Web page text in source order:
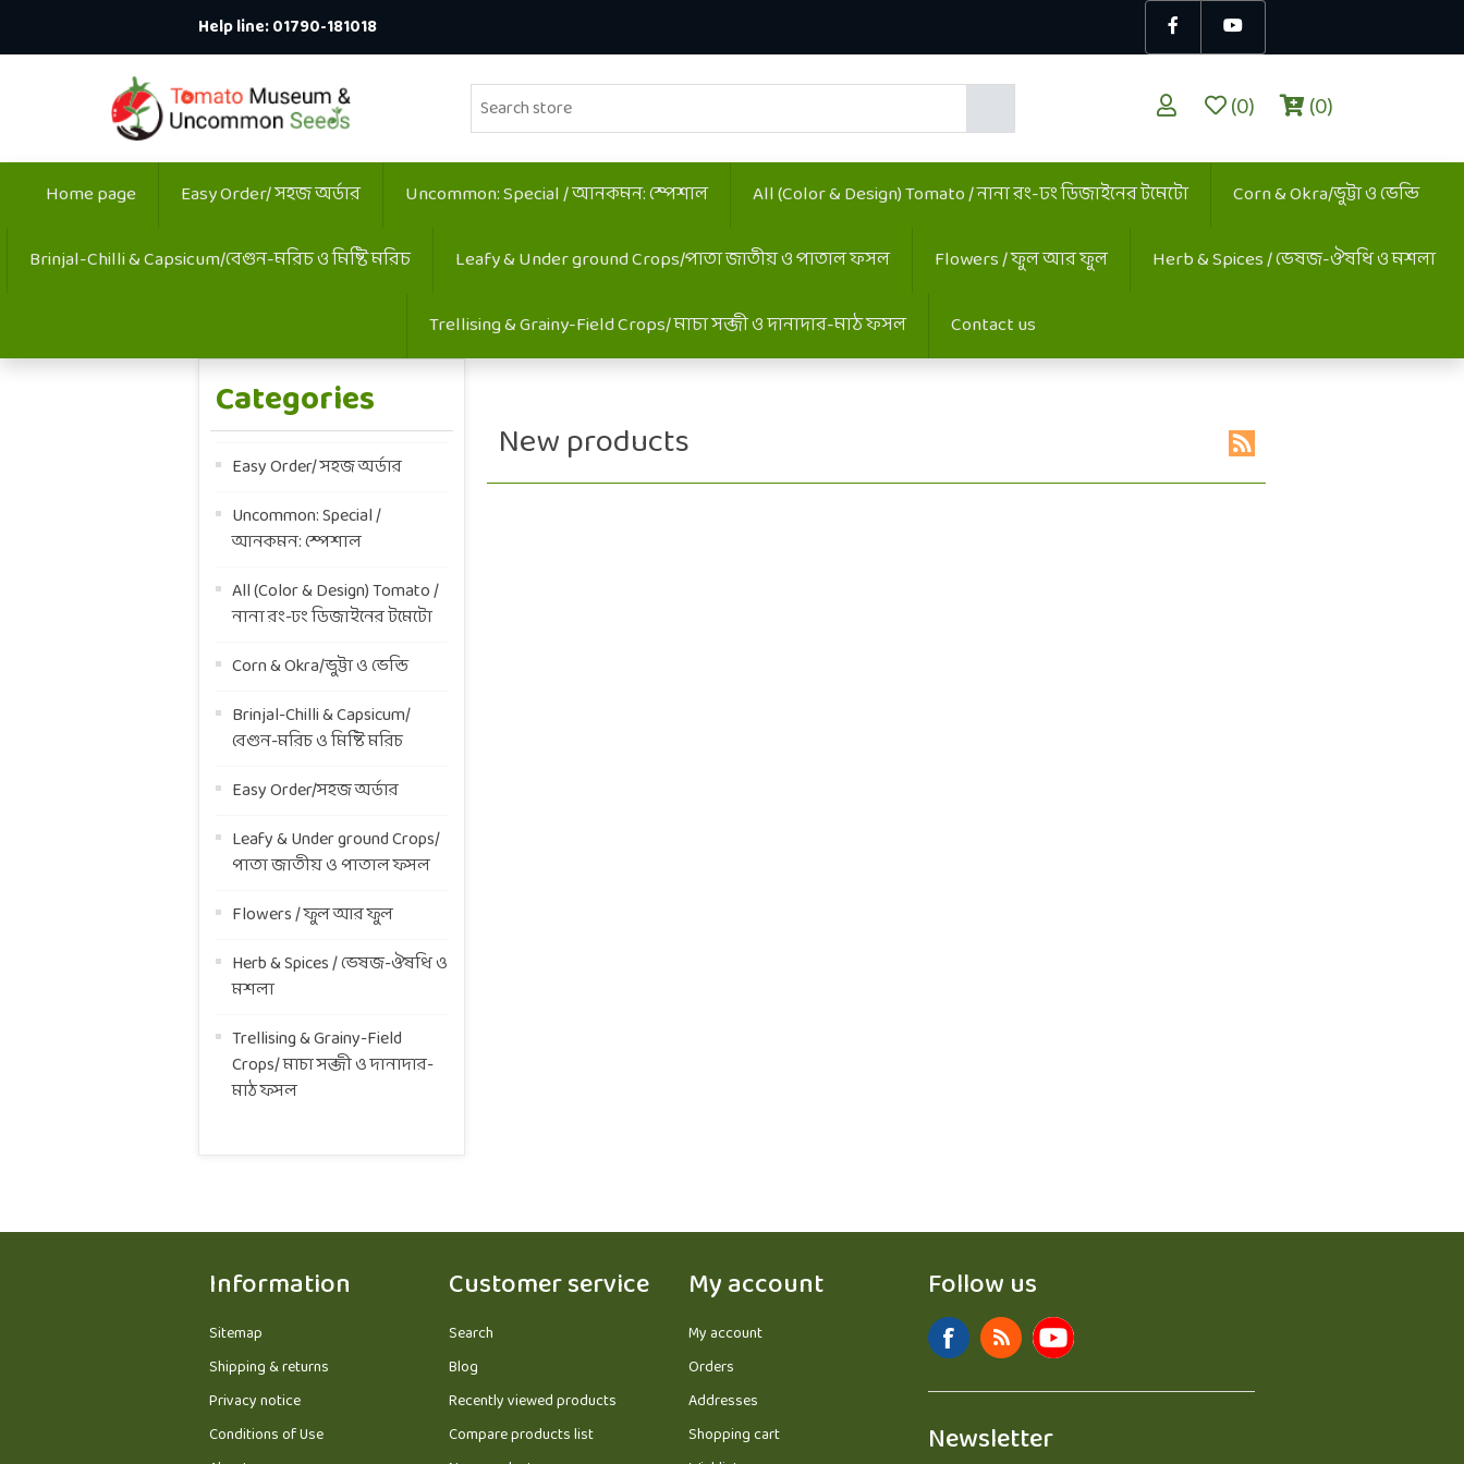
Help line:01790-181018
(0) (0)
Home page Easy Order/ সহজ অর্ডার Uncommon: Special / আনকমন: স্পেশাল All (Color & Design) Tomato / নানা রং-ঢং ডিজাইনের টমেটো Corn & Okra/ভুট্টা ও ভেন্ডি
Brinjal-Chilli & Capsicum/বেগুন-মরিচ ও মিষ্টি মরিচ Leafy & Under ground Crops/পাতা জাতীয় ও পাতাল ফসল Flowers / ফুল আর ফুল Herb & Spices / ভেষজ-ঔষধি ও মশলা
Trellising & Grainy-Field Crops/ মাচা সব্জী ও দানাদার-মাঠ ফসল Contact us
Categories
Easy Order/ সহজ অর্ডার
Uncommon: Special /
আনকমন: স্পেশাল
All (Color & Design) Tomato /
নানা রং-ঢং ডিজাইনের টমেটো
Corn & Okra/ভুট্টা ও ভেন্ডি
Brinjal-Chilli & Capsicum/
বেগুন-মরিচ ও মিষ্টি মরিচ
Easy Order/সহজ অর্ডার
Leafy & Under ground Crops/
পাতা জাতীয় ও পাতাল ফসল
Flowers / ফুল আর ফুল
Herb & Spices / ভেষজ-ঔষধি ও
মশলা
Trellising & Grainy-Field
Crops/ মাচা সব্জী ও দানাদার-
মাঠ ফসল
New products
Information
Sitemap
Shipping & returns
Privacy notice
Conditions of Use
Customer service
Search
Blog
Recently viewed products
Compare products list
My account
My account
Orders
Addresses
Shopping cart
Follow us
Newsletter